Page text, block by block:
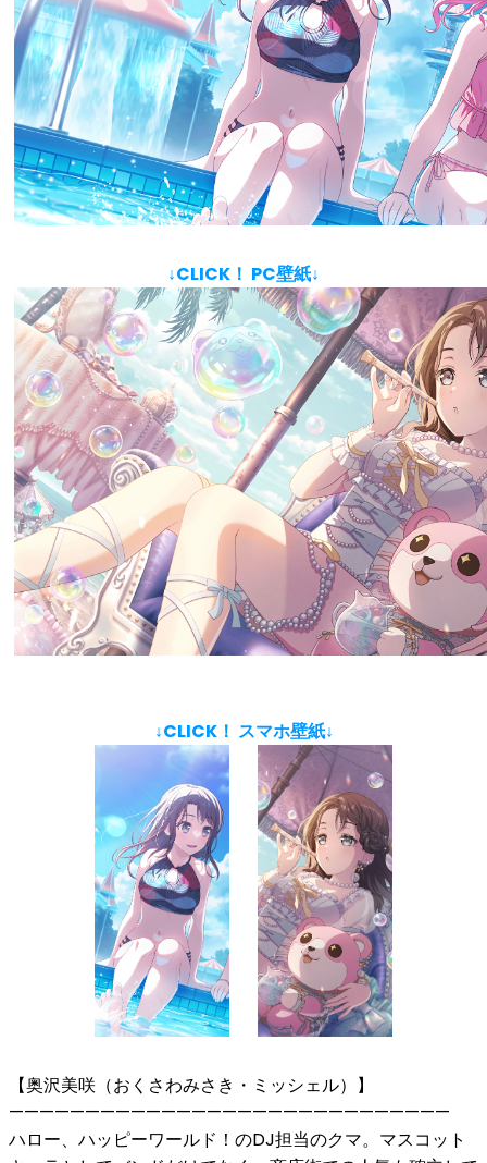
↓CLICK！ PC壁紙↓
↓CLICK！ スマホ壁紙↓
【奥沢美咲（おくさわみさき・ミッシェル）】
—————————————————————————————
ハロー、ハッピーワールド！のDJ担当のクマ。マスコット